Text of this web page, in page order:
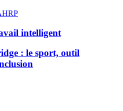
intelligent
: le sport, outil